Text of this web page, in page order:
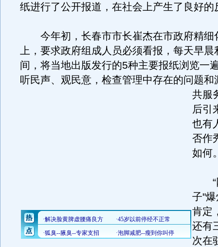
纸进行了公开报道，在社会上产生了良好的
今年初，长春市市长崔杰在市政府精细
上，要求政府组成人员必须看报，每天早晨
间，将当地出版发行的5种主要报纸浏览一
听民声、观民意，检查管理中存在的问题和
共服
后引
也有
否作
如何
“
子"
肯定
还有
次在